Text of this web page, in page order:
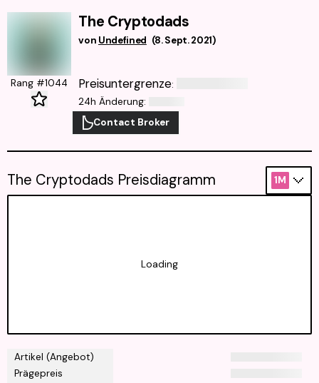
The Cryptodads
von Undefined (8. Sept. 2021)
Rang #1044 Preisuntergrenze:
24h Änderung:
Contact Broker
Artikel (Angebot)
Prägepreis
The Cryptodads Preisdiagramm 1M
Loading